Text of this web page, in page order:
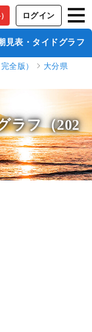
ログイン
見表・タイドグラフ
全版）
大分県
ラフ（202